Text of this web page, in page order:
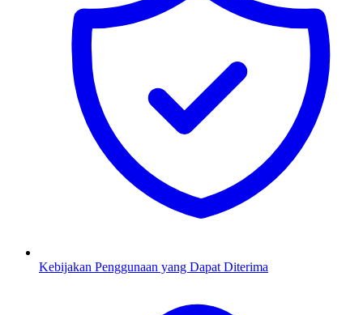
Kebijakan Penggunaan yang Dapat Diterima